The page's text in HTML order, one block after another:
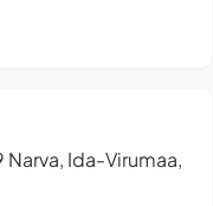
Ida-Virumaa,